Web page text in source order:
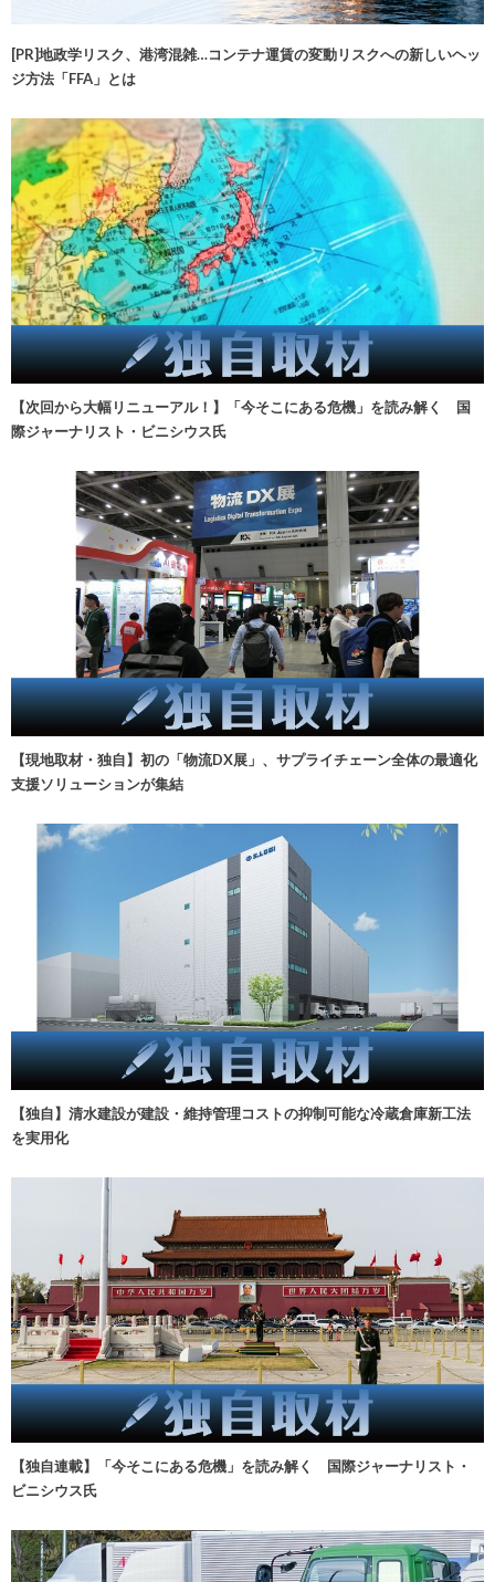
[PR]地政学リスク、港湾混雑…コンテナ運賃の変動リスクへの新しいヘッ
ジ方法「FFA」とは
【次回から大幅リニューアル！】「今そこにある危機」を読み解く 国
際ジャーナリスト・ビニシウス氏
【現地取材・独自】初の「物流DX展」、サプライチェーン全体の最適化
支援ソリューションが集結
【独自】清水建設が建設・維持管理コストの抑制可能な冷蔵倉庫新工法
を実用化
【独自連載】「今そこにある危機」を読み解く 国際ジャーナリスト・
ビニシウス氏